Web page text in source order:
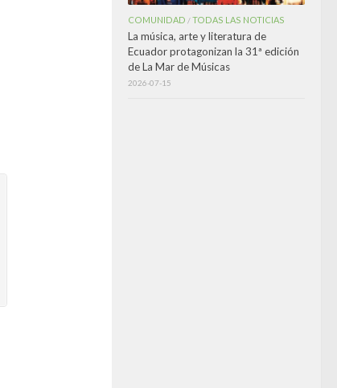
COMUNIDAD /TODAS LAS NOTICIAS
La música, arte y literatura de
Ecuador protagonizan la 31ª edición
de La Mar de Músicas
2026-07-15